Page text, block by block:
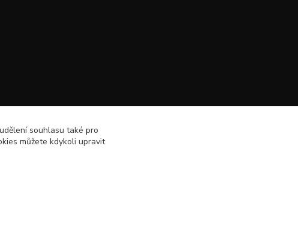
souhlasu také pro
můžete kdykoli upravit